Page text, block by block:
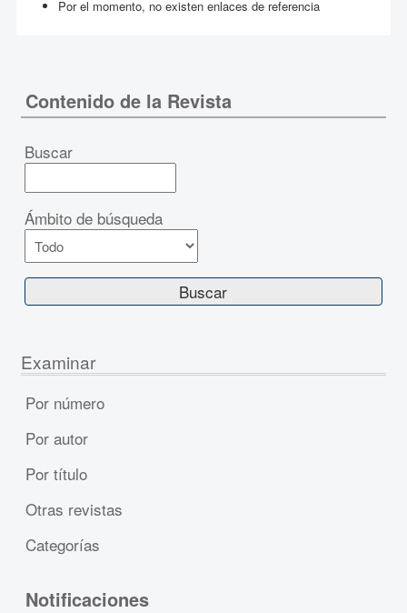
Por el momento, no existen enlaces de referencia
Contenido de la Revista
Buscar
Ámbito de búsqueda
Examinar
Por número
Por autor
Por título
Otras revistas
Categorías
Notificaciones